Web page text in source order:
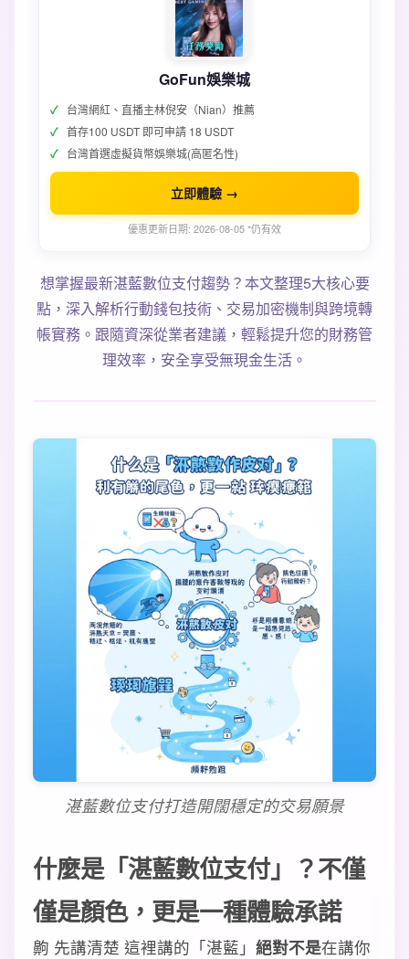
GoFun娛樂城
台灣網紅、直播主林倪安（Nian）推薦
首存100 USDT 即可申請 18 USDT
台灣首選虛擬貨幣娛樂城(高匿名性)
立即體驗 →
優惠更新日期: 2026-08-05 *仍有效
想掌握最新湛藍數位支付趨勢？本文整理5大核心要
點，深入解析行動錢包技術、交易加密機制與跨境轉
帳實務。跟隨資深從業者建議，輕鬆提升您的財務管
理效率，安全享受無現金生活。
湛藍數位支付打造開闊穩定的交易願景
什麼是「湛藍數位支付」？不僅
僅是顏色，更是一種體驗承諾
齁 先講清楚 這裡講的「湛藍」 絕對不是在講你